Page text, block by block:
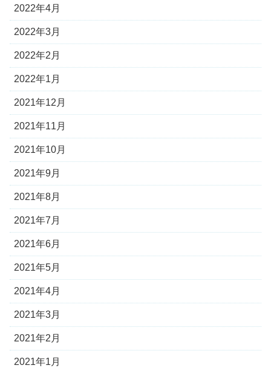
2022年4月
2022年3月
2022年2月
2022年1月
2021年12月
2021年11月
2021年10月
2021年9月
2021年8月
2021年7月
2021年6月
2021年5月
2021年4月
2021年3月
2021年2月
2021年1月